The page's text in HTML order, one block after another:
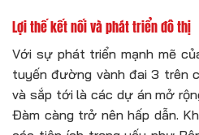
Lợi thế kết nối và phát triển đô thị
Với sự phát triển mạnh mẽ
tuyến đường vành đai 3 trên
và sắp tới là các dự án mở
Đàm càng trở nên hấp dẫn.